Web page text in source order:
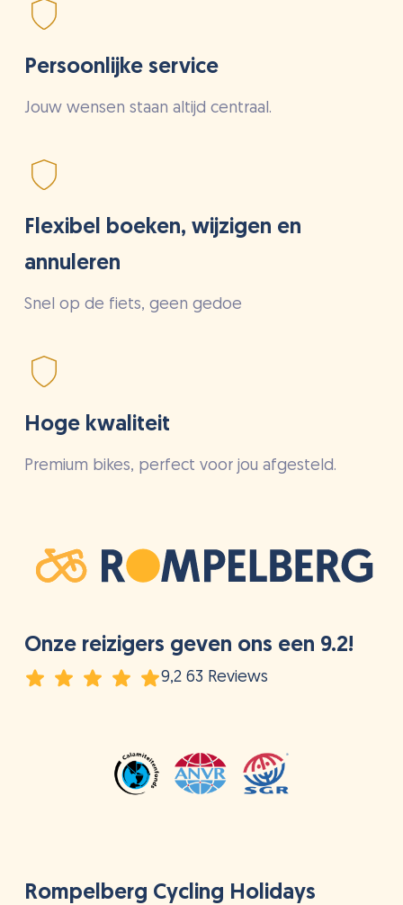
Persoonlijke service
Jouw wensen staan altijd centraal.
Flexibel boeken, wijzigen en
annuleren
Snel op de fiets, geen gedoe
Hoge kwaliteit
Premium bikes, perfect voor jou afgesteld.
Onze reizigers geven ons een 9.2!
9,2 63 Reviews
Rompelberg Cycling Holidays